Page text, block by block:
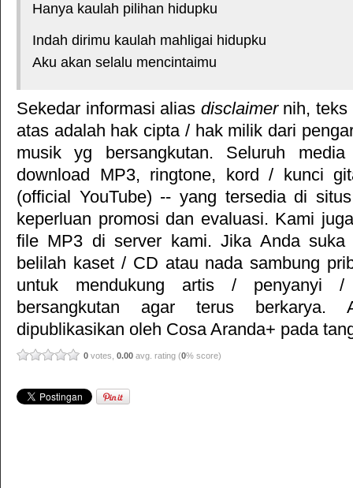
Hanya kaulah pilihan hidupku
Indah dirimu kaulah mahligai hidupku
Aku akan selalu mencintaimu
Sekedar informasi alias disclaimernih, teks
atas adalah hak cipta / hak milik dari
musik yg bersangkutan. Seluruh
download MP3, ringtone, kord / kunci
(official YouTube) -- yang tersedia di
keperluan promosi dan evaluasi. Kami
file MP3 di server kami. Jika Anda
belilah kaset / CD atau nada sambung
untuk mendukung artis / penyanyi
bersangkutan agar terus berkarya.
dipublikasikan oleh Cosa Aranda+ pada
0 votes, 0.00 avg. rating (0% score)